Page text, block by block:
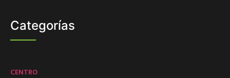
Categorías
CENTRO